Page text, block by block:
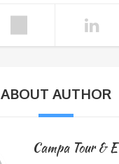
ABOUT AUTHOR
Campa Tour &